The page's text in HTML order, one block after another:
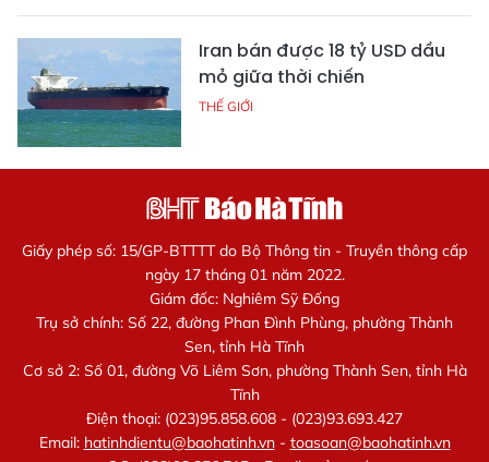
Iran bán được 18 tỷ USD dầu
mỏ giữa thời chiến
THẾ GIỚI
Giấy phép số: 15/GP-BTTTT do Bộ Thông tin - Truyền thông cấp
ngày 17 tháng 01 năm 2022.
Giám đốc: Nghiêm Sỹ Đống
Trụ sở chính: Số 22, đường Phan Đình Phùng, phường Thành
Sen, tỉnh Hà Tĩnh
Cơ sở 2: Số 01, đường Võ Liêm Sơn, phường Thành Sen, tỉnh Hà
Tĩnh
Điện thoại: (023)95.858.608 - (023)93.693.427
Email: hatinhdientu@baohatinh.vn- toasoan@baohatinh.vn